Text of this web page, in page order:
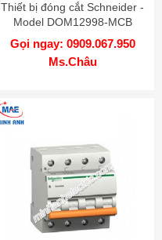
Thiết bị đóng cắt Schneider -
Model DOM12998-MCB
Gọi ngay: 0909.067.950
Ms.Châu